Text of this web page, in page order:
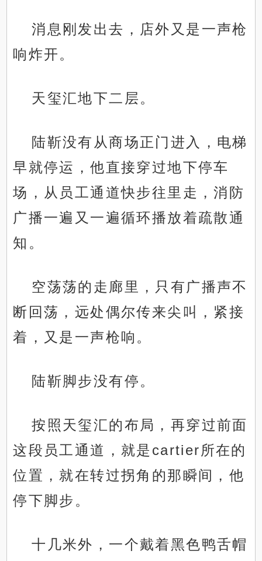
消息刚发出去，店外又是一声枪
响炸开。
天玺汇地下二层。
陆靳没有从商场正门进入，电梯
早就停运，他直接穿过地下停车
场，从员工通道快步往里走，消防
广播一遍又一遍循环播放着疏散通
知。
空荡荡的走廊里，只有广播声不
断回荡，远处偶尔传来尖叫，紧接
着，又是一声枪响。
陆靳脚步没有停。
按照天玺汇的布局，再穿过前面
这段员工通道，就是cartier所在的
位置，就在转过拐角的那瞬间，他
停下脚步。
十几米外，一个戴着黑色鸭舌帽